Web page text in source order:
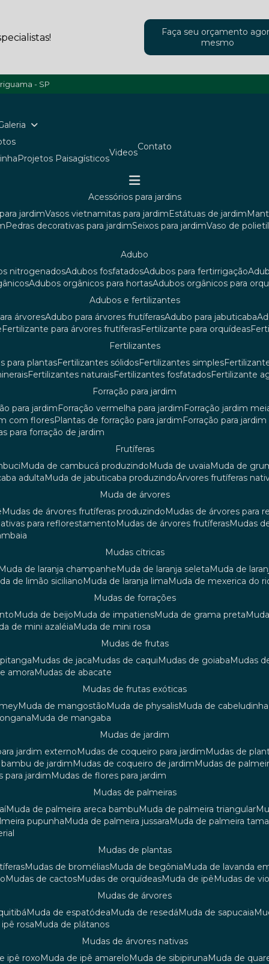
Faça seu orçamento
mesmo
- SP
Galeria
Projetos Paisagísticos
Videos
Contato
acessórios para jardins
jardim vasos vietnamitas para jardim estátuas de jardim
pedras decorativas para jardim seixos para jardim vaso de
adubo
nitrogenados adubos fosfatados adubos para fertirrigação
adubos orgânicos para hortas adubos orgânicos para
adubos e fertilizantes
árvores adubo para árvores frutíferas adubo para jabuticaba
fertilizante para árvores frutíferas fertilizante para orquídeas
fertilizantes
para plantas fertilizantes sólidos fertilizantes simples
fertilizantes naturais fertilizantes fosfatados fertilizante
forração para jardim
para jardim
forração vermelha para jardim
forração jardim
com flores
plantas de forração para jardim
forração para
para forração de jardim
frutíferas
muda de cambucá produzindo muda de uvaia
muda de
adulta
muda de jabuticaba produzindo árvores frutíferas
muda de árvores
mudas de árvores frutíferas produzindo
mudas de árvores
para reflorestamento
mudas de árvores frutíferas
mudas
mudas cítricas
muda de laranja champanhe
muda de laranja seleta
muda de
de limão siciliano
muda de laranja lima
muda de mexerica do
mudas de forrações
muda de beijo muda de impatiens muda de grama preta
de mini azaléia
muda de mini rosa
mudas de frutas
pitanga
mudas de jaca mudas de caqui mudas de goiaba
mudas
amora
mudas de abacate
mudas de frutas exóticas
muda de mangostão muda de physalis
muda de cabeludinha
muda de mangaba
mudas de jardim
jardim externo
mudas de coqueiro para jardim
mudas de
bambu de jardim
mudas de coqueiro de jardim
mudas de
para jardim
mudas de flores para jardim
mudas de palmeiras
muda de palmeira areca bambu muda de palmeira triangular
pupunha
muda de palmeira jussara
muda de palmeira
mudas de plantas
mudas de bromélias muda de begônia
muda de lavanda
mudas de cactos mudas de orquídeas muda de ipê
mudas de
mudas de árvores
muda de espatódea muda de resedá muda de sapucaia
ipê rosa
muda de plátanos
mudas de árvores nativas
ipê roxo
muda de ipê amarelo muda de sibipiruna
muda de